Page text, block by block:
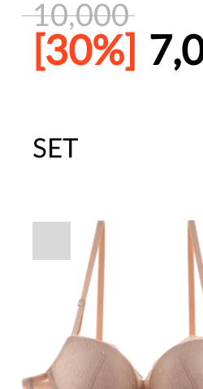
10,000
[30%]
주말특가
[썸머블프] 2만원
SET